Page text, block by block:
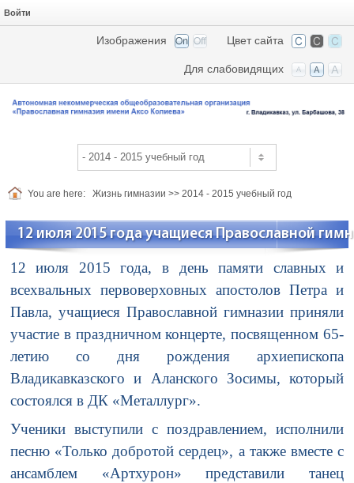
Войти
Цвет сайта
Изображения
Для слабовидящих
You are here: Жизнь гимназии >> 2014 - 2015 учебный год
12 июля 2015 года учащиеся Православной
12 июля 2015 года, в день памяти славных и
всехвальных первоверховных апостолов Петра и
Павла, учащиеся Православной гимназии приняли
участие в праздничном концерте, посвященном 65-
летию со дня рождения архиепископа
Владикавказского и Аланского Зосимы, который
состоялся в ДК «Металлург».
Ученики выступили с поздравлением, исполнили
песню «Только добротой сердец», а также вместе с
ансамблем «Артхурон» представили танец